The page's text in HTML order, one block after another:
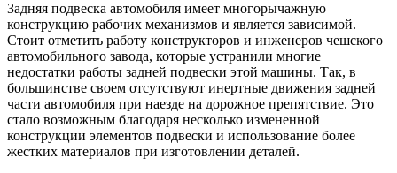
Задняя подвеска автомобиля имеет многорычажную
конструкцию рабочих механизмов и является зависимой.
Стоит отметить работу конструкторов и инженеров чешского
автомобильного завода, которые устранили многие
недостатки работы задней подвески этой машины. Так, в
большинстве своем отсутствуют инертные движения задней
части автомобиля при наезде на дорожное препятствие. Это
стало возможным благодаря несколько измененной
конструкции элементов подвески и использование более
жестких материалов при изготовлении деталей.